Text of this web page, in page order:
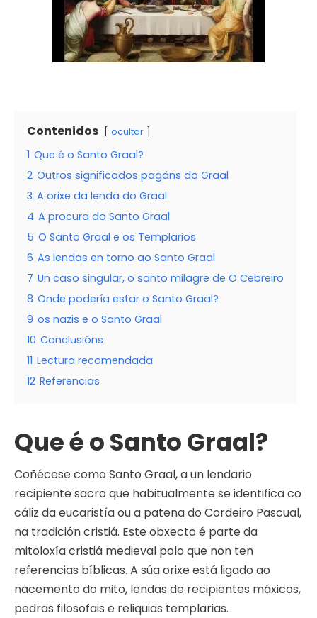
Contenidos ocultar
1 Que é o Santo Graal?
2 Outros significados pagáns do Graal
3 A orixe da lenda do Graal
4 A procura do Santo Graal
5 O Santo Graal e os Templarios
6 As lendas en torno ao Santo Graal
7 Un caso singular, o santo milagre de O Cebreiro
8 Onde podería estar o Santo Graal?
9 os nazis e o Santo Graal
10 Conclusións
11 Lectura recomendada
12 Referencias
Que é o Santo Graal?
Coñécese como Santo Graal, a un lendario
recipiente sacro que habitualmente se identifica co
cáliz da eucaristía ou a patena do Cordeiro Pascual,
na tradición cristiá. Este obxecto é parte da
mitoloxía cristiá medieval polo que non ten
referencias bíblicas. A súa orixe está ligado ao
nacemento do mito, lendas de recipientes máxicos,
pedras filosofais e reliquias templarias.